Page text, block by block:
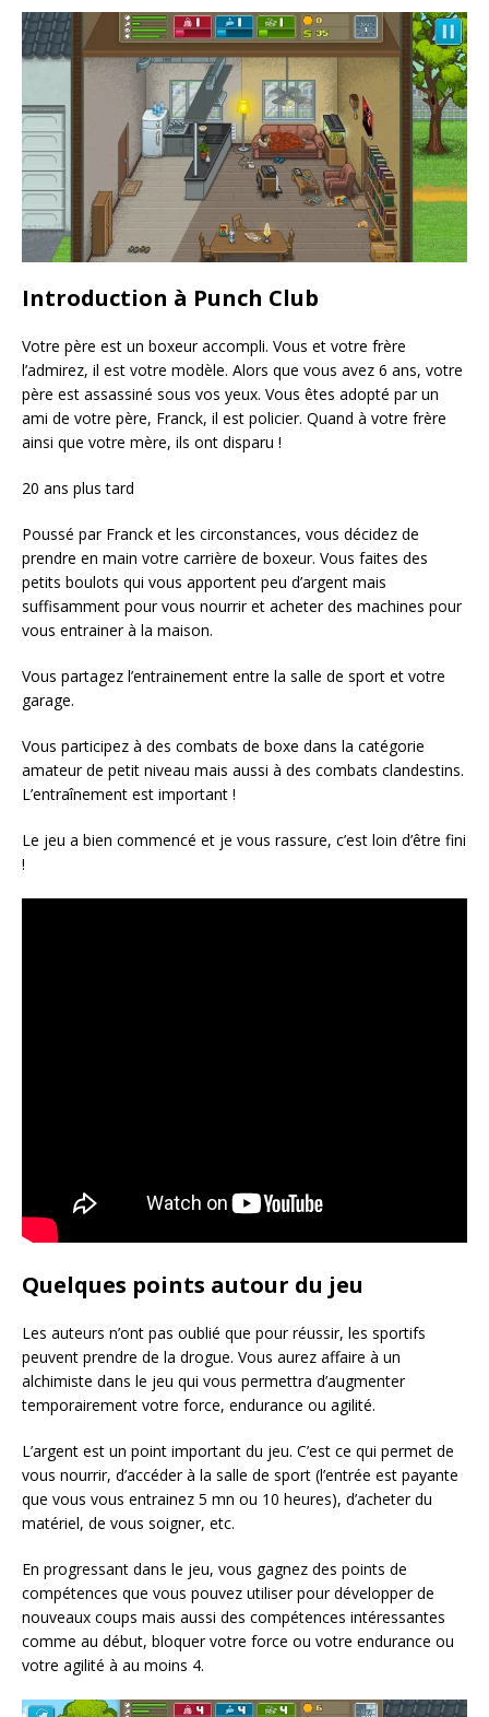
Introduction à Punch Club
Votre père est un boxeur accompli. Vous et votre frère
l’admirez, il est votre modèle. Alors que vous avez 6 ans, votre
père est assassiné sous vos yeux. Vous êtes adopté par un
ami de votre père, Franck, il est policier. Quand à votre frère
ainsi que votre mère, ils ont disparu !
20 ans plus tard
Poussé par Franck et les circonstances, vous décidez de
prendre en main votre carrière de boxeur. Vous faites des
petits boulots qui vous apportent peu d’argent mais
suffisamment pour vous nourrir et acheter des machines pour
vous entrainer à la maison.
Vous partagez l’entrainement entre la salle de sport et votre
garage.
Vous participez à des combats de boxe dans la catégorie
amateur de petit niveau mais aussi à des combats clandestins.
L’entraînement est important !
Le jeu a bien commencé et je vous rassure, c’est loin d’être fini
!
Quelques points autour du jeu
Les auteurs n’ont pas oublié que pour réussir, les sportifs
peuvent prendre de la drogue. Vous aurez affaire à un
alchimiste dans le jeu qui vous permettra d’augmenter
temporairement votre force, endurance ou agilité.
L’argent est un point important du jeu. C’est ce qui permet de
vous nourrir, d’accéder à la salle de sport (l’entrée est payante
que vous vous entrainez 5 mn ou 10 heures), d’acheter du
matériel, de vous soigner, etc.
En progressant dans le jeu, vous gagnez des points de
compétences que vous pouvez utiliser pour développer de
nouveaux coups mais aussi des compétences intéressantes
comme au début, bloquer votre force ou votre endurance ou
votre agilité à au moins 4.